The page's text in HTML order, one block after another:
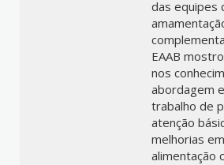
das equipes
EAAB
nos
abordagem
trabalho de
atenção
melhorias
alimentação